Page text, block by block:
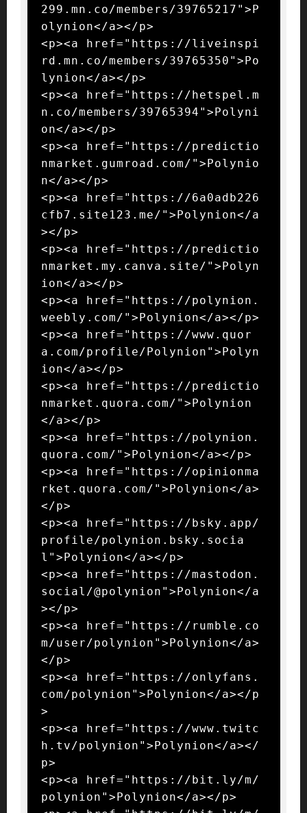
299.mn.co/members/39765217">P
olynion</a></p>
<p><a href="https://liveinspi
rd.mn.co/members/39765350">Po
lynion</a></p>
<p><a href="https://hetspel.m
n.co/members/39765394">Polyni
on</a></p>
<p><a href="https://predictio
nmarket.gumroad.com/">Polynio
n</a></p>
<p><a href="https://6a0adb226
cfb7.site123.me/">Polynion</a
></p>
<p><a href="https://predictio
nmarket.my.canva.site/">Polyn
ion</a></p>
<p><a href="https://polynion.
weebly.com/">Polynion</a></p>
<p><a href="https://www.quor
a.com/profile/Polynion">Polyn
ion</a></p>
<p><a href="https://predictio
nmarket.quora.com/">Polynion
</a></p>
<p><a href="https://polynion.
quora.com/">Polynion</a></p>
<p><a href="https://opinionma
rket.quora.com/">Polynion</a>
</p>
<p><a href="https://bsky.app/
profile/polynion.bsky.socia
l">Polynion</a></p>
<p><a href="https://mastodon.
social/@polynion">Polynion</a
></p>
<p><a href="https://rumble.co
m/user/polynion">Polynion</a>
</p>
<p><a href="https://onlyfans.
com/polynion">Polynion</a></p
>
<p><a href="https://www.twitc
h.tv/polynion">Polynion</a></
p>
<p><a href="https://bit.ly/m/
polynion">Polynion</a></p>